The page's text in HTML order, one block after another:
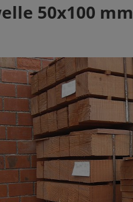
50x100 mm